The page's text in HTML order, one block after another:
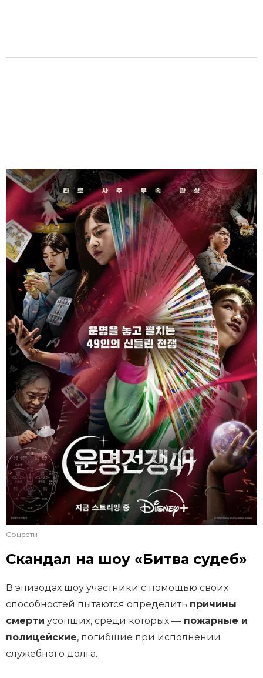
Соцсети
Скандал на шоу «Битва судеб»
В эпизодах шоу участники с помощью своих
способностей пытаются определить причины
смерти усопших, среди которых — пожарные и
полицейские, погибшие при исполнении
служебного долга.